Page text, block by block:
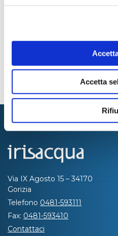
Accetta
Via IX Agosto 15 – 34170
Gorizia
Telefono 0481-593111
Fax: 0481-593410
Contattaci